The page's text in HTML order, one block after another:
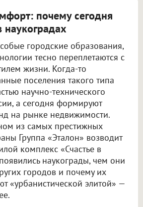
почему сегодня
городские образования,
тесно переплетаются с
жизни. Когда-то
поселения такого типа
научно-технического
а сегодня формируют
на рынке недвижимости.
из самых престижных
Группа «Эталон» возводит
комплекс «Счастье в
наукограды, чем они
городов и почему их
«урбанистической элитой» —